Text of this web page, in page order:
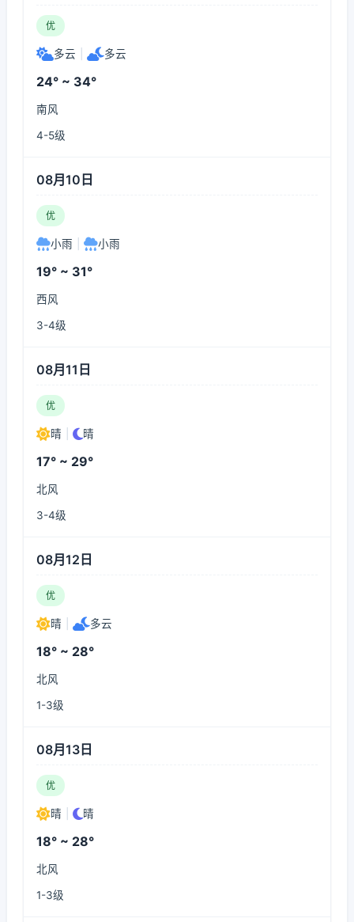
优
多云 多云
24° ~ 34°
南风
4-5级
08月10日
优
小雨 小雨
19° ~ 31°
西风
3-4级
08月11日
优
晴 晴
17° ~ 29°
北风
3-4级
08月12日
优
晴 多云
18° ~ 28°
北风
1-3级
08月13日
优
晴 晴
18° ~ 28°
北风
1-3级